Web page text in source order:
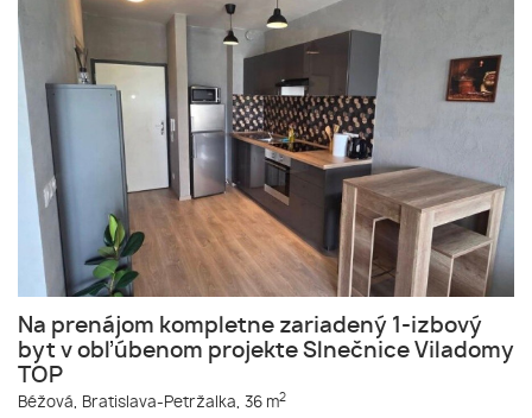
Na prenájom kompletne zariadený 1-izbový
byt v obľúbenom projekte Slnečnice Viladomy
TOP
Béžová, Bratislava-Petržalka, 36 m2